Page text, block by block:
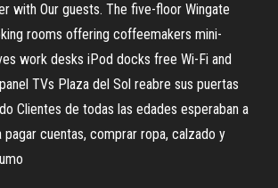
with Our guests. The five-floor Wingate
rooms offering coffeemakers mini-
work desks iPod docks free Wi-Fi and
TVs Plaza del Sol reabre sus puertas
Clientes de todas las edades esperaban a
pagar cuentas, comprar ropa, calzado y